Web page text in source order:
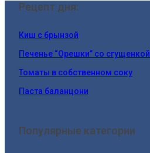
Рецепт дня:
Киш с брынзой
Печенье “Орешки” со сгущенкой
Томаты в собственном соку
Паста баланцони
Популярные категории